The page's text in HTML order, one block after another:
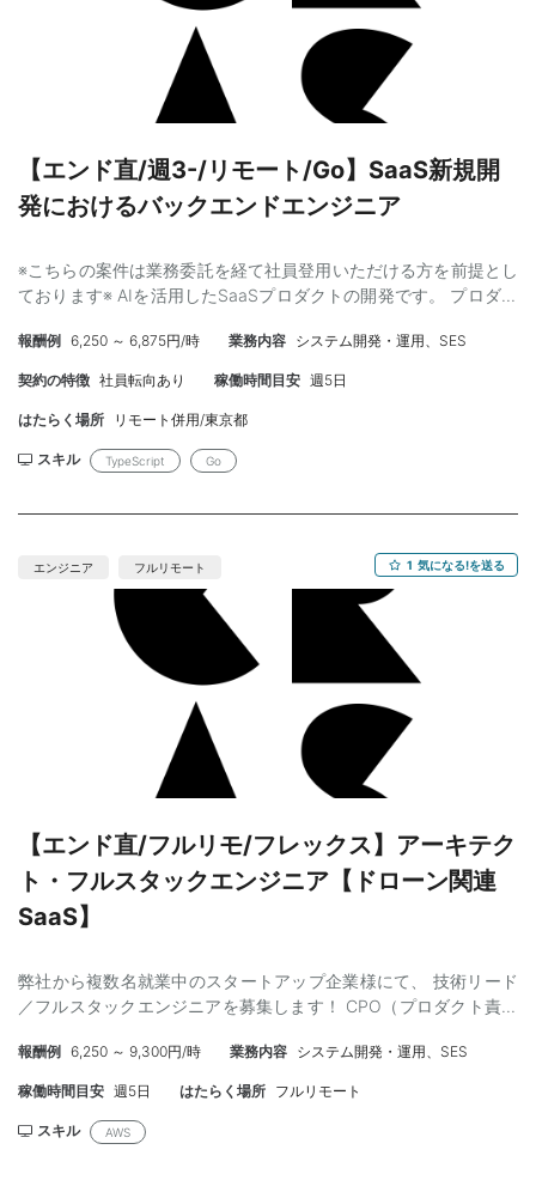
【必須】 ・Web開発経験5年以上（フロントエンド/バックエンド
は不問） ・テックリード/プロジェクトリードとして技術選定や開
発推進を主導した実績 ・GitHub Copilot等のAIツールの活用ノウ
ハウ ・リードエンジニアのご経験 【歓迎】 ・Google Cloud
Platformでの構築・運用のご経験 【条件】 ・単価（税別）：100
に理解ある現場） ・精算幅：140−180H /月 ・リモート： フルリ
モート（必要な際の都内への出社は対応いただける方） ・募集人
数： 1名 ・開始時期： 6月か7月開始を想定 ・勤務：週5 AIツール
【エンド直/週3-/リモート/Go】SaaS新規開
発におけるバックエンドエンジニア
※こちらの案件は業務委託を経て社員登用いただける方を前提とし
ております※ AIを活用したSaaSプロダクトの開発です。 プロダク
開発を行っており、順調に引き合いも増えているため人員増員 仕
事内容 ・AIを搭載したプロダクトのフルスタック開発 複数の記
はGoで構成されております。 今回はバックエンド中心に開発を
お任せします ・LLMは、GeminiとOpen AIを用途に応じて使い分
けています。 必須スキル ・Webの開発経験5年以上 ・要件定義の
LLM,TypeScript,React 開発環境 ・バックエンド：Go ・フロント
ートですが毎週1回MTGのため出社あり（日曜日・都内シェアオフ
ィス） ・稼働時間は自由ですが、平日コミュニケーションが取れ
る方でお願いします ・PCはご自身のものを使用いただきます
報酬例 6,250 ～ 6,875円/時 業務内容 システム開発・運用、SES
契約の特徴 社員転向あり 稼働時間目安 週5日
はたらく場所 リモート併用/東京都
スキル TypeScript Go
エンジニア フルリモート 1 気になる!を送る
【エンド直/フルリモ/フレックス】アーキテク
ト・フルスタックエンジニア【ドローン関連
SaaS】
弊社から複数名就業中のスタートアップ企業様にて、 技術リード
／フルスタックエンジニアを募集します！ CPO（プロダクト責任
設計や実装に深く関与できるテクニカルリーダーを募集します。
バックエンド開発が主ですが、状況によりフロントエンド開発も
フラ／アプリケーションアーキテクチャの設計・構築・運用
報酬例 6,250 ～ 9,300円/時 業務内容 システム開発・運用、SES
稼働時間目安 週5日 はたらく場所 フルリモート
スキル AWS